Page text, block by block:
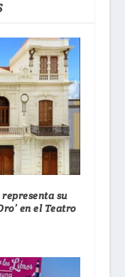
su
en el Teatro